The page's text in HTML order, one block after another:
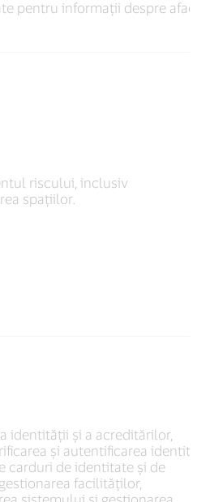
pentru informații despre afaceri
riscului, inclusiv
spațiilor.
identității și a acreditărilor,
și autentificarea
carduri de identitate și de
facilităților,
sistemului și gestionarea